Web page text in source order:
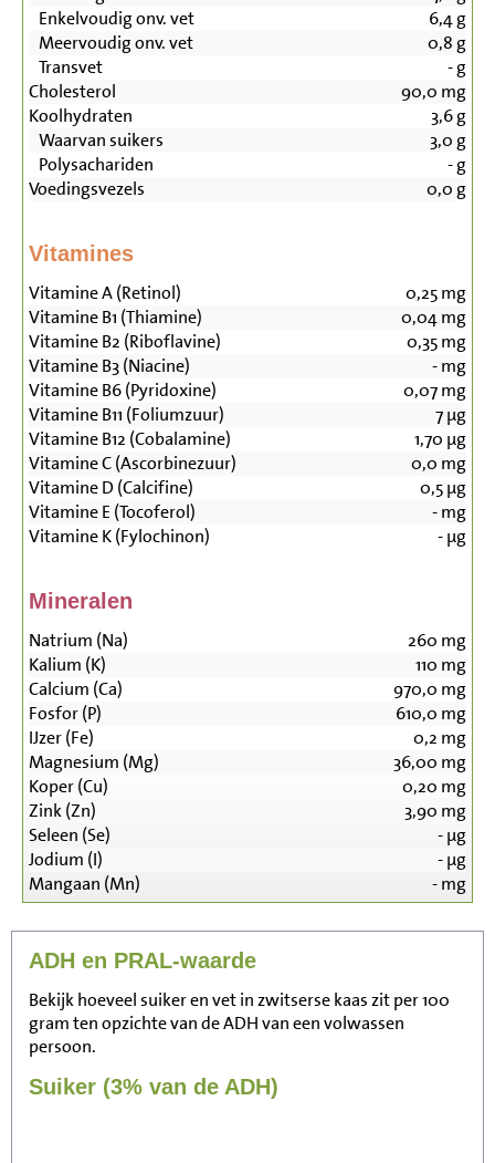
Enkelvoudig onv. vet
6,4g
Meervoudig onv. vet
0,8 g
Transvet
-g
Cholesterol
90,0 mg
Koolhydraten
3,6g
Waarvan suikers
3,0 g
Polysachariden
-g
Voedingsvezels
0,0 g
Vitamines
Vitamine A (Retinol) 0,25mg
Vitamine B1 (Thiamine)
0,04mg
Vitamine B2 (Riboflavine)
0,35mg
Vitamine B3 (Niacine)
-mg
Vitamine B6 (Pyridoxine)
0,07mg
Vitamine B11 (Foliumzuur)
7µg
Vitamine B12 (Cobalamine)
1,70 µg
Vitamine C (Ascorbinezuur)
0,0 mg
Vitamine D (Calcifine)
0,5µg
Vitamine E (Tocoferol)
-mg
Vitamine K (Fylochinon)
-µg
Mineralen
Natrium (Na) 260 mg
Kalium (K)
110 mg
Calcium (Ca)
970,0 mg
Fosfor (P)
610,0 mg
IJzer (Fe)
0,2 mg
Magnesium (Mg)
36,00 mg
Koper (Cu)
0,20 mg
Zink (Zn)
3,90 mg
Seleen (Se)
-µg
Jodium (I)
-µg
Mangaan (Mn)
-mg
ADH en PRAL-waarde
Bekijk hoeveel suiker en vet in zwitserse kaas zit per 100
gram ten opzichte van de ADH van een volwassen
persoon.
Suiker (3% van de ADH)